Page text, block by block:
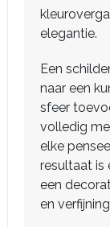
elegantie.
Een
naar een
sfeer
volledig
elke
resultaat is
een
en